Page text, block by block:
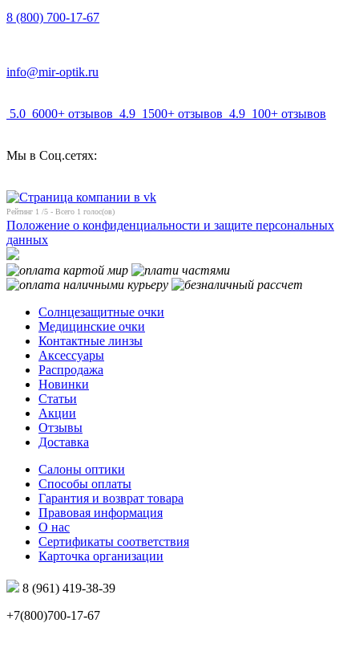
8 (800) 700-17-67
info@mir-optik.ru
5.0 6000+ отзывов 4.9 1500+ отзывов 4.9 100+ отзывов
Мы в Соц.сетях:
Рейтинг 1 /5 - Всего 1 голос(ов)
Положение о конфиденциальности и защите персональных
данных
Солнцезащитные очки
Медицинские очки
Контактные линзы
Аксессуары
Распродажа
Новинки
Статьи
Акции
Отзывы
Доставка
Салоны оптики
Способы оплаты
Гарантия и возврат товара
Правовая информация
О нас
Сертификаты соответствия
Карточка организации
8 (961) 419-38-39
+7(800)700-17-67